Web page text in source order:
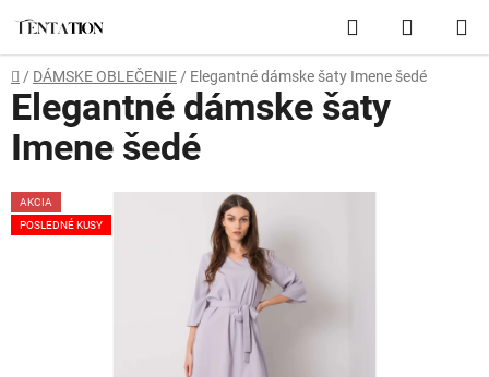
obsah
Hľadať
KOŠÍK
Domov
/ DÁMSKE OBLEČENIE / Elegantné dámske šaty Imene šedé
Elegantné dámske šaty
Imene šedé
AKCIA
POSLEDNÉ KUSY